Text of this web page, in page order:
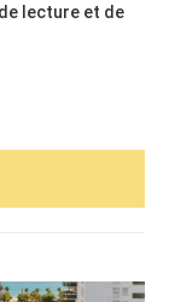
lecture et de